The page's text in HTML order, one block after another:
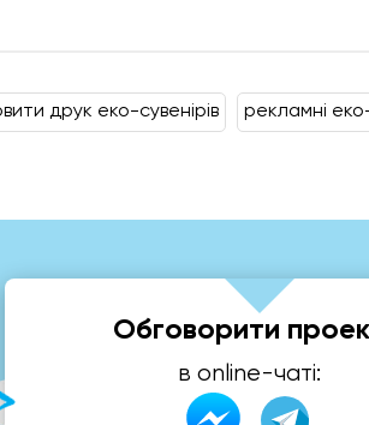
друк еко-сувенірів рекламні
Обговорити
в online-чаті: